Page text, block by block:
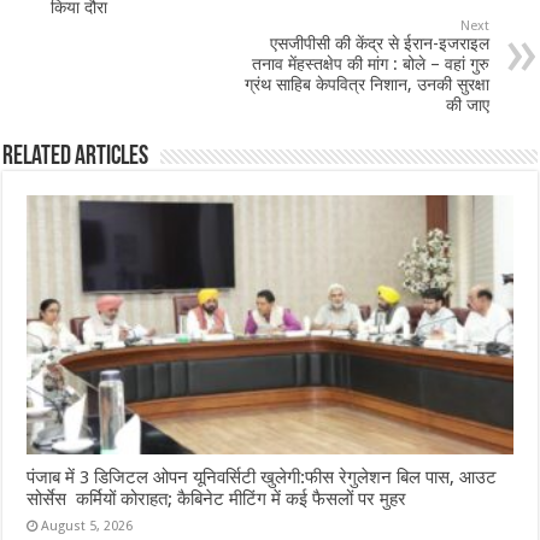
o
किया दौरा
Next
एसजीपीसी की केंद्र से ईरान-इजराइल
तनाव मेंहस्तक्षेप की मांग : बोले – वहां गुरु
ग्रंथ साहिब केपवित्र निशान, उनकी सुरक्षा
की जाए
Related Articles
पंजाब में 3 डिजिटल ओपन यूनिवर्सिटी खुलेगी:फीस रेगुलेशन बिल पास, आउट
सोर्सेस कर्मियों कोराहत; कैबिनेट मीटिंग में कई फैसलों पर मुहर
August 5, 2026